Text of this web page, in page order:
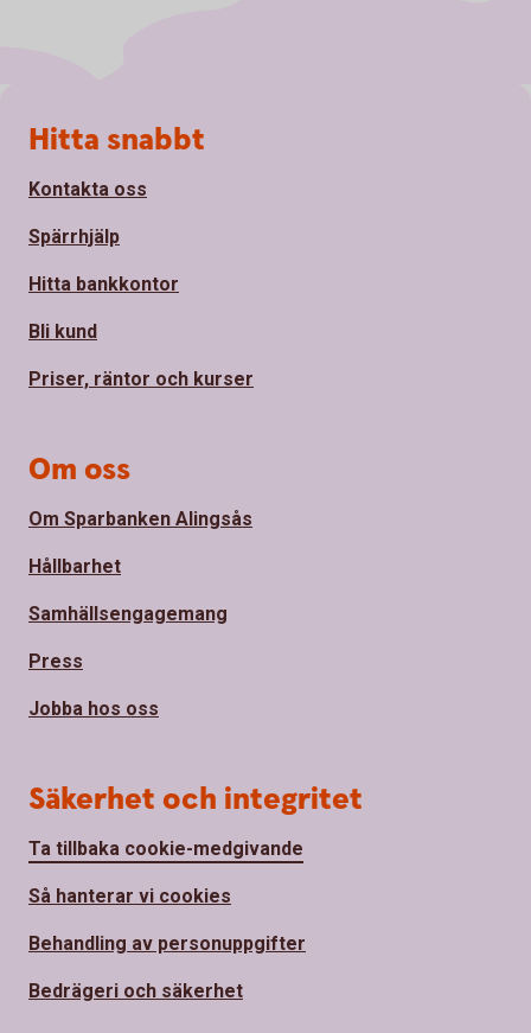
Sidfot
Hitta snabbt
Kontakta oss
Spärrhjälp
Hitta bankkontor
Bli kund
Priser, räntor och kurser
Om oss
Om Sparbanken Alingsås
Hållbarhet
Samhällsengagemang
Press
Jobba hos oss
Säkerhet och integritet
Ta tillbaka cookie-medgivande
Så hanterar vi cookies
Behandling av personuppgifter
Bedrägeri och säkerhet